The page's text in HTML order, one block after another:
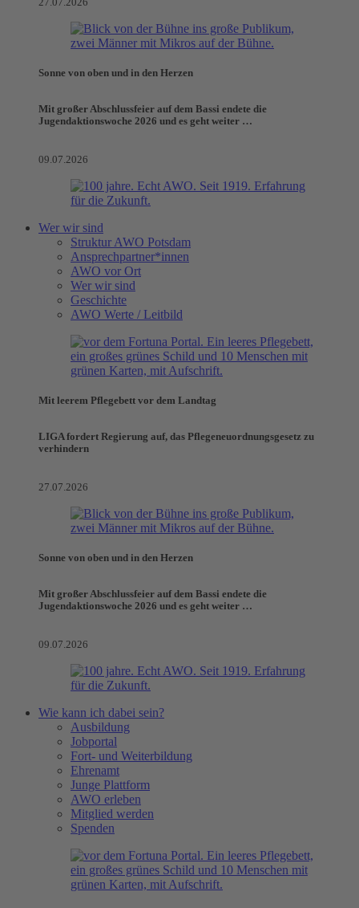
27.07.2026
Sonne von oben und in den Herzen
Mit großer Abschlussfeier auf dem Bassi endete die
Jugendaktionswoche 2026 und es geht weiter …
09.07.2026
Wer wir sind
Struktur AWO Potsdam
Ansprechpartner*innen
AWO vor Ort
Wer wir sind
Geschichte
AWO Werte / Leitbild
Mit leerem Pflegebett vor dem Landtag
LIGA fordert Regierung auf, das Pflegeneuordnungsgesetz zu
verhindern
27.07.2026
Sonne von oben und in den Herzen
Mit großer Abschlussfeier auf dem Bassi endete die
Jugendaktionswoche 2026 und es geht weiter …
09.07.2026
Wie kann ich dabei sein?
Ausbildung
Jobportal
Fort- und Weiterbildung
Ehrenamt
Junge Plattform
AWO erleben
Mitglied werden
Spenden